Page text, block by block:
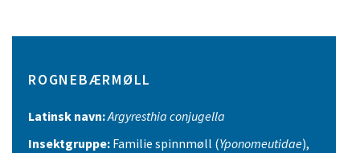
ROGNEBÆRMØLL
Latinsk navn:Argyresthia conjugella
Insektgruppe: Familie spinnmøll (Yponomeutidae),